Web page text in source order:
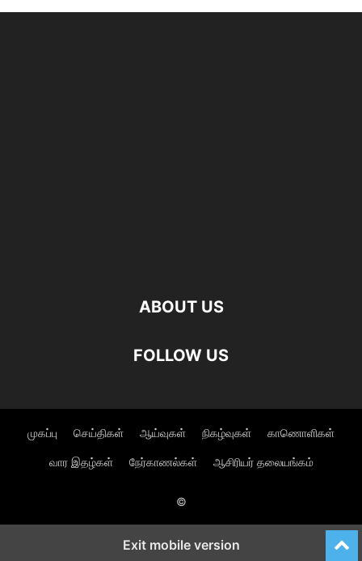
ABOUT US
FOLLOW US
முகப்பு செய்திகள் ஆய்வுகள் நிகழ்வுகள் காணொளிகள்
வார இதழ்கள் நேர்காணல்கள் ஆசிரியர் தலையங்கம்
©
Exit mobile version